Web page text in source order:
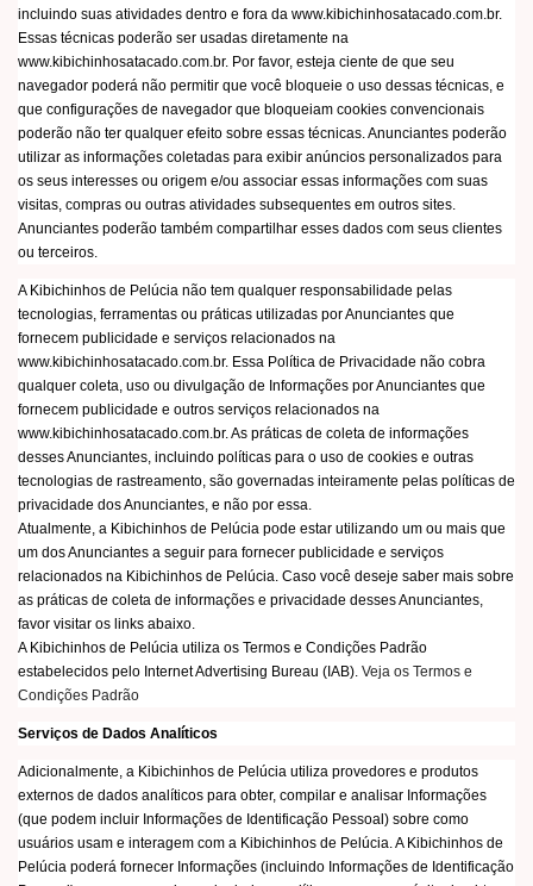
incluindo suas atividades dentro e fora da www.kibichinhosatacado.com.br.
Essas técnicas poderão ser usadas diretamente na
www.kibichinhosatacado.com.br. Por favor, esteja ciente de que seu
navegador poderá não permitir que você bloqueie o uso dessas técnicas, e
que configurações de navegador que bloqueiam cookies convencionais
poderão não ter qualquer efeito sobre essas técnicas. Anunciantes poderão
utilizar as informações coletadas para exibir anúncios personalizados para
os seus interesses ou origem e/ou associar essas informações com suas
visitas, compras ou outras atividades subsequentes em outros sites.
Anunciantes poderão também compartilhar esses dados com seus clientes
ou terceiros.
A Kibichinhos de Pelúcia não tem qualquer responsabilidade pelas
tecnologias, ferramentas ou práticas utilizadas por Anunciantes que
fornecem publicidade e serviços relacionados na
www.kibichinhosatacado.com.br. Essa Política de Privacidade não cobra
qualquer coleta, uso ou divulgação de Informações por Anunciantes que
fornecem publicidade e outros serviços relacionados na
www.kibichinhosatacado.com.br. As práticas de coleta de informações
desses Anunciantes, incluindo políticas para o uso de cookies e outras
tecnologias de rastreamento, são governadas inteiramente pelas políticas de
privacidade dos Anunciantes, e não por essa.
Atualmente, a Kibichinhos de Pelúcia pode estar utilizando um ou mais que
um dos Anunciantes a seguir para fornecer publicidade e serviços
relacionados na Kibichinhos de Pelúcia. Caso você deseje saber mais sobre
as práticas de coleta de informações e privacidade desses Anunciantes,
favor visitar os links abaixo.
A Kibichinhos de Pelúcia utiliza os Termos e Condições Padrão
estabelecidos pelo Internet Advertising Bureau (IAB). Veja os Termos e
Condições Padrão
Serviços de Dados Analíticos
Adicionalmente, a Kibichinhos de Pelúcia utiliza provedores e produtos
externos de dados analíticos para obter, compilar e analisar Informações
(que podem incluir Informações de Identificação Pessoal) sobre como
usuários usam e interagem com a Kibichinhos de Pelúcia. A Kibichinhos de
Pelúcia poderá fornecer Informações (incluindo Informações de Identificação